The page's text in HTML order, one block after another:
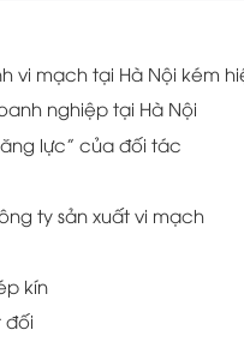
vi mạch tại Hà Nội kém
nghiệp tại Hà Nội
lực” của đối tác
ty sản xuất vi mạch
kín
đối